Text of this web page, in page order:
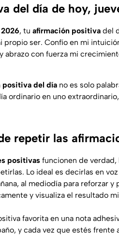
del día de hoy,
, tu afirmación positiva del
propio ser. Confío en mi
abrazo con fuerza mi
positiva del día no es solo
ordinario en uno
repetir las
positivas funcionen de verdad,
Lo ideal es decirlas en
al mediodía para reforzar y
y visualiza el resultado
favorita en una nota
y cada vez que estés